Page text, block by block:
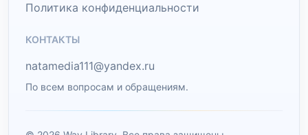
Политика конфиденциальности
КОНТАКТЫ
natamedia111@yandex.ru
По всем вопросам и обращениям.